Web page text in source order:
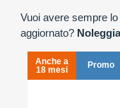
Vuoi avere sempre
aggiornato?
Anche a
18 mesi
Promo